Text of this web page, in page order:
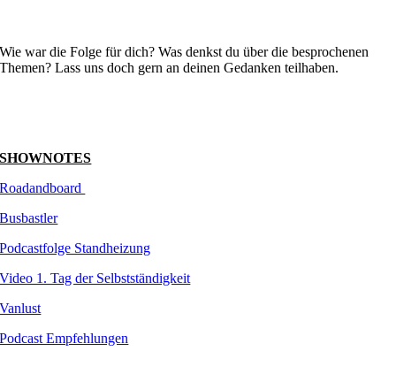
Wie war die Folge für dich? Was denkst du über die besprochenen
Themen? Lass uns doch gern an deinen Gedanken teilhaben.
SHOWNOTES
Roadandboard
Busbastler
Podcastfolge Standheizung
Video 1. Tag der Selbstständigkeit
Vanlust
Podcast Empfehlungen